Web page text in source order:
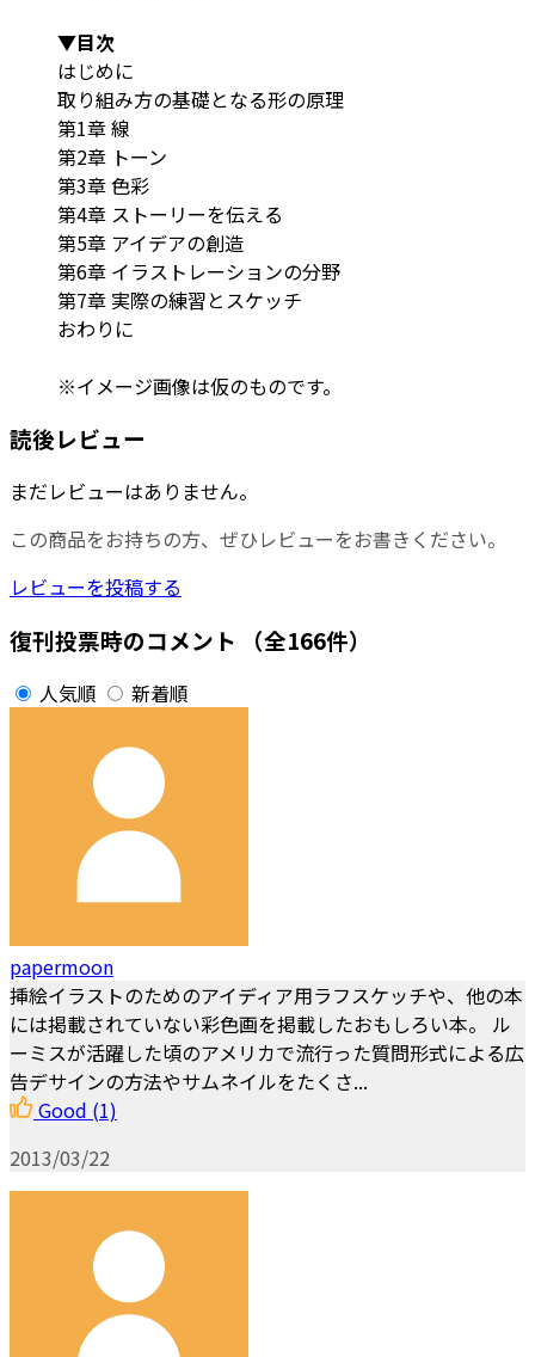
▼目次
はじめに
取り組み方の基礎となる形の原理
第1章 線
第2章 トーン
第3章 色彩
第4章 ストーリーを伝える
第5章 アイデアの創造
第6章 イラストレーションの分野
第7章 実際の練習とスケッチ
おわりに
※イメージ画像は仮のものです。
読後レビュー
まだレビューはありません。
この商品をお持ちの方、ぜひレビューをお書きください。
レビューを投稿する
復刊投票時のコメント （全166件）
人気順 新着順
papermoon
挿絵イラストのためのアイディア用ラフスケッチや、他の本
には掲載されていない彩色画を掲載したおもしろい本。 ル
ーミスが活躍した頃のアメリカで流行った質問形式による広
告デサインの方法やサムネイルをたくさ...
Good (1)
2013/03/22